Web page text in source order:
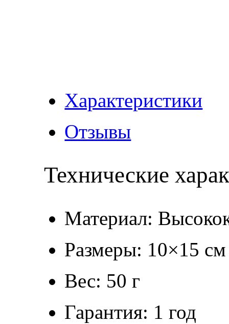
Характеристики
Отзывы
Технические
Материал:
Размеры: 10×15 см
Вес: 50 г
Гарантия: 1 год